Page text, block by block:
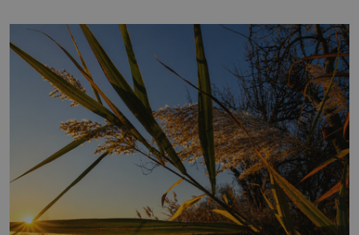
základní složky– sodík a chlór – jsou zásadní pro
správné hospodaření